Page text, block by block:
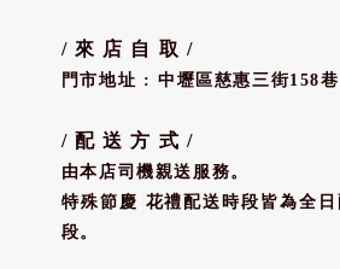
/ 來 店 自 取 /
門市地址 : 中壢區慈惠三街158
/ 配 送 方 式 /
由本店司機親送服務。
特殊節慶 花禮配送時段皆為全
段。